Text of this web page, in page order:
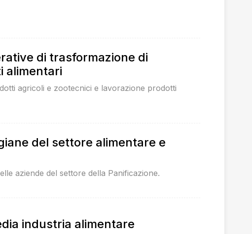
di trasformazione di
alimentari
agricoli e zootecnici e lavorazione prodotti
del settore alimentare e
aziende del settore della Panificazione.
industria alimentare